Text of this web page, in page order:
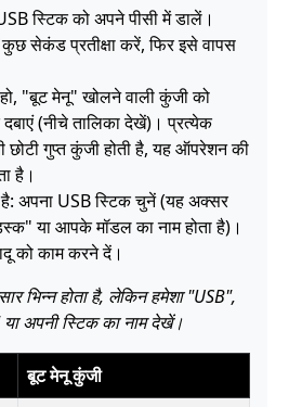
स्टिक को अपने पीसी में डालें।
सेकंड प्रतीक्षा करें, फिर इसे वापस
"बूट मेनू" खोलने वाली कुंजी को
दबाएं (नीचे तालिका देखें)। प्रत्येक
छोटी गुप्त कुंजी होती है, यह ऑपरेशन की
है।
है: अपना USB स्टिक चुनें (यह अक्सर
या आपके मॉडल का नाम होता है)।
को काम करने दें।
भिन्न होता है, लेकिन हमेशा "USB",
या अपनी स्टिक का नाम देखें।
बूट मेनू कुंजी